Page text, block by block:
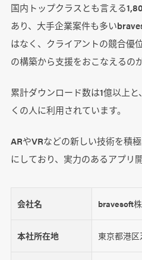
国内トップクラスとも言える
あり、大手企業案件も多い
はなく、クライアントの競合優
の構築から支援をおこなえるの
累計ダウンロード数は1億以上
くの人に利用されています。
ARやVRなどの新しい技術を積
にしており、実力のあるアプリ
会社名 bravesoft
本社所在地 東京都港区